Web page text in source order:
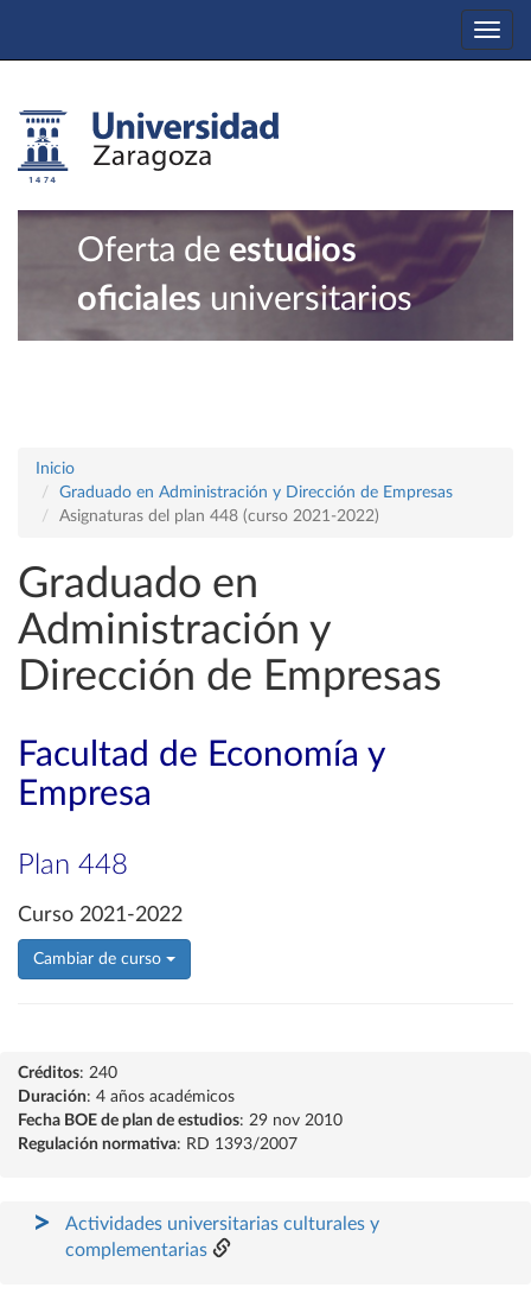
Oferta de estudios
oficiales universitarios
Inicio
Graduado en Administración y Dirección de Empresas
Asignaturas del plan 448 (curso 2021-2022)
Graduado en
Administración y
Dirección de Empresas
Facultad de Economía y
Empresa
Plan 448
Curso 2021-2022
Cambiar de curso
Créditos: 240
Duración: 4 años académicos
Fecha BOE de plan de estudios: 29 nov 2010
Regulación normativa: RD 1393/2007
Actividades universitarias culturales y
complementarias